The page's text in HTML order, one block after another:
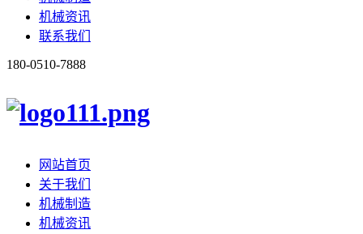
机械资讯
联系我们
180-0510-7888
网站首页
关于我们
机械制造
机械资讯